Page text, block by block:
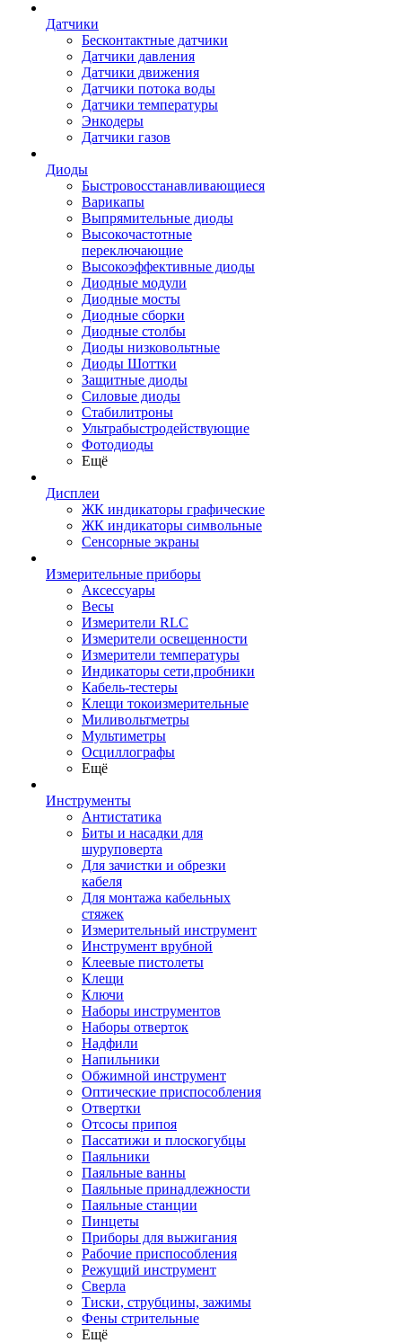
Датчики
Бесконтактные датчики
Датчики давления
Датчики движения
Датчики потока воды
Датчики температуры
Энкодеры
Датчики газов
Диоды
Быстровосстанавливающиеся
Варикапы
Выпрямительные диоды
Высокочастотные
переключающие
Высокоэффективные диоды
Диодные модули
Диодные мосты
Диодные сборки
Диодные столбы
Диоды низковольтные
Диоды Шоттки
Защитные диоды
Силовые диоды
Стабилитроны
Ультрабыстродействующие
Фотодиоды
Ещё
Дисплеи
ЖК индикаторы графические
ЖК индикаторы символьные
Сенсорные экраны
Измерительные приборы
Аксессуары
Весы
Измерители RLC
Измерители освещенности
Измерители температуры
Индикаторы сети,пробники
Кабель-тестеры
Клещи токоизмерительные
Миливольтметры
Мультиметры
Осциллографы
Ещё
Инструменты
Антистатика
Биты и насадки для
шуруповерта
Для зачистки и обрезки
кабеля
Для монтажа кабельных
стяжек
Измерительный инструмент
Инструмент врубной
Клеевые пистолеты
Клещи
Ключи
Наборы инструментов
Наборы отверток
Надфили
Напильники
Обжимной инструмент
Оптические приспособления
Отвертки
Отсосы припоя
Пассатижи и плоскогубцы
Паяльники
Паяльные ванны
Паяльные принадлежности
Паяльные станции
Пинцеты
Приборы для выжигания
Рабочие приспособления
Режущий инструмент
Сверла
Тиски, струбцины, зажимы
Фены стрительные
Ещё